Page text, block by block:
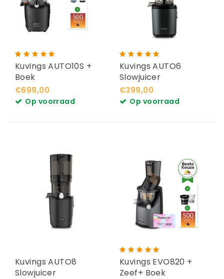
Kuvings AUTO10S +
Boek
€699,00
Op voorraad
Kuvings AUTO6
Slowjuicer
€399,00
Op voorraad
Kuvings AUTO8
Slowjuicer
Kuvings EVO820 +
Zeef+ Boek